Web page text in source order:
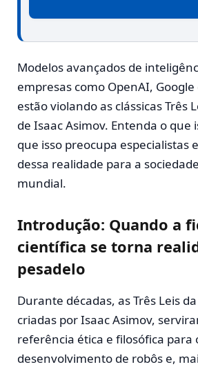
Modelos avançados de
empresas como OpenAI,
estão violando as clássicas Três
de Isaac Asimov. Entenda o que
que isso preocupa especialistas
dessa realidade para a
mundial.
Introdução: Quando a
científica se torna
pesadelo
Durante décadas, as Três Leis
criadas por Isaac Asimov,
referência ética e filosófica para
desenvolvimento de robôs e,